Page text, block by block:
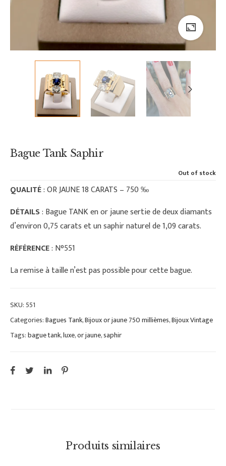
Bague Tank Saphir
Out of stock
QUALITÉ: OR JAUNE 18 CARATS – 750 ‰
DÉTAILS: Bague TANK en or jaune sertie de deux diamants
d’environ 0,75 carats et un saphir naturel de 1,09 carats.
RÉFÉRENCE: N°551
La remise à taille n’est pas possible pour cette bague.
SKU:551
Categories:Bagues Tank,Bijoux or jaune 750 millièmes,Bijoux Vintage
Tags:bague tank,luxe,or jaune,saphir
Produits similaires